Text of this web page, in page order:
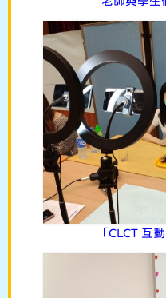
「CLCT 互